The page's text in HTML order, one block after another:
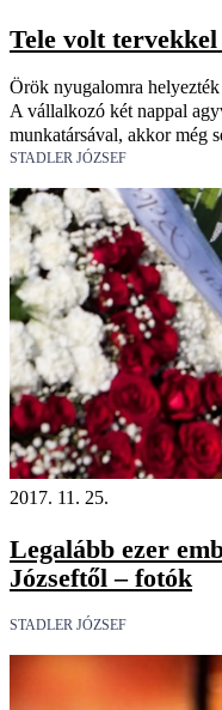
Tele volt
Örök nyugalomra helyezték
A vállalkozó két nappal
munkatársával, akkor még
STADLER JÓZSEF
2017. 11. 25.
Legalább ezer
Józseftől – fotók
STADLER JÓZSEF